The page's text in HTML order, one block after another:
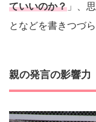
ていいのか？ 」、
となどを書きつづ
親の発言の影響力